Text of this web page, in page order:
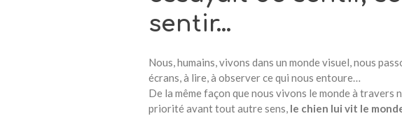
sentir…
Nous, humains, vivons dans un monde visuel, nous
écrans, à lire, à observer ce qui nous entoure…
De la même façon que nous vivons le monde à travers
priorité avant tout autre sens, le chien lui vit le